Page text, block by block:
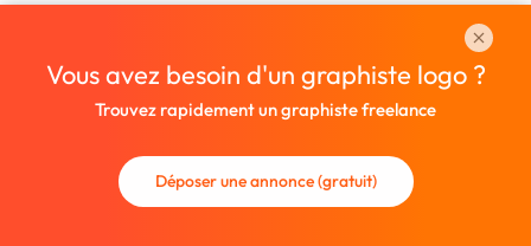
Vous avez besoin d'un graphiste logo ?
Trouvez rapidement un graphiste freelance
Déposer une annonce (gratuit)